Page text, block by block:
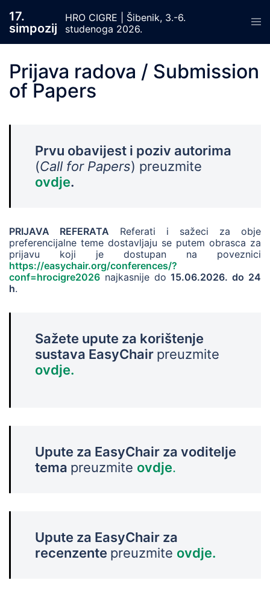
content
17.
simpozij
HRO CIGRE | Šibenik, 3.-6.
studenoga 2026.
Prijava radova / Submission
of Papers
Prvu obavijest i poziv autorima
(Call for Papers) preuzmite
ovdje.
PRIJAVA REFERATA Referati i sažeci za obje
preferencijalne teme dostavljaju se putem obrasca za
prijavu koji je dostupan na poveznici
https://easychair.org/conferences/?
conf=hrocigre2026 najkasnije do15.06.2026. do 24
h.
Sažete upute za korištenje
sustava EasyChair preuzmite
ovdje.
Upute za EasyChair za voditelje
tema preuzmite ovdje.
Upute za EasyChair za
recenzente preuzmite ovdje.